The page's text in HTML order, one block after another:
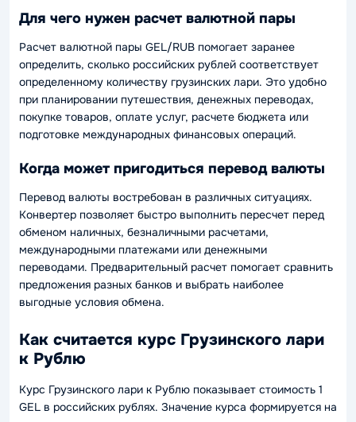
Для чего нужен расчет валютной пары
Расчет валютной пары GEL/RUB помогает заранее
определить, сколько российских рублей соответствует
определенному количеству грузинских лари. Это удобно
при планировании путешествия, денежных переводах,
покупке товаров, оплате услуг, расчете бюджета или
подготовке международных финансовых операций.
Когда может пригодиться перевод валюты
Перевод валюты востребован в различных ситуациях.
Конвертер позволяет быстро выполнить пересчет перед
обменом наличных, безналичными расчетами,
международными платежами или денежными
переводами. Предварительный расчет помогает сравнить
предложения разных банков и выбрать наиболее
выгодные условия обмена.
Как считается курс Грузинского лари
к Рублю
Курс Грузинского лари к Рублю показывает стоимость 1
GEL в российских рублях. Значение курса формируется на